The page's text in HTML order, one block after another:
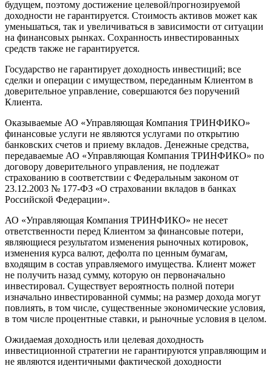
будущем, поэтому достижение целевой/прогнозируемой
доходности не гарантируется. Стоимость активов может как
уменьшаться, так и увеличиваться в зависимости от ситуации
на финансовых рынках. Сохранность инвестированных
средств также не гарантируется.
Государство не гарантирует доходность инвестиций; все
сделки и операции с имуществом, переданным Клиентом в
доверительное управление, совершаются без поручений
Клиента.
Оказываемые АО «Управляющая Компания ТРИНФИКО»
финансовые услуги не являются услугами по открытию
банковских счетов и приему вкладов. Денежные средства,
передаваемые АО «Управляющая Компания ТРИНФИКО» по
договору доверительного управления, не подлежат
страхованию в соответствии с Федеральным законом от
23.12.2003 № 177-ФЗ «О страховании вкладов в банках
Российской Федерации».
АО «Управляющая Компания ТРИНФИКО» не несет
ответственности перед Клиентом за финансовые потери,
являющиеся результатом изменения рыночных котировок,
изменения курса валют, дефолта по ценным бумагам,
входящим в состав управляемого имущества. Клиент может
не получить назад сумму, которую он первоначально
инвестировал. Существует вероятность полной потери
изначально инвестированной суммы; на размер дохода могут
повлиять, в том числе, существенные экономические условия,
в том числе процентные ставки, и рыночные условия в целом.
Ожидаемая доходность или целевая доходность
инвестиционной стратегии не гарантируются управляющим и
не являются идентичными фактической доходности